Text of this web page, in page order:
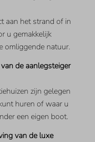
aan het strand of in
u gemakkelijk
omliggende natuur.
de aanlegsteiger
zijn gelegen
huren of waar u
een eigen boot.
van de luxe